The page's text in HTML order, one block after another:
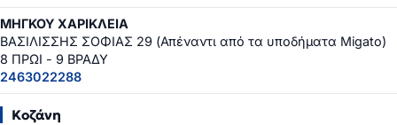
ΜΗΓΚΟΥ ΧΑΡΙΚΛΕΙΑ
ΒΑΣΙΛΙΣΣΗΣ ΣΟΦΙΑΣ 29 (Απέναντι από τα υποδήματα Migato)
8 ΠΡΩΙ - 9 ΒΡΑΔΥ
2463022288
Κοζάνη